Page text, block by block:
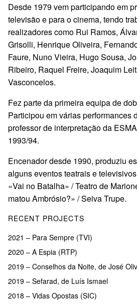
Desde 1979 vem participando em
televisão e para o cinema, tendo
realizadores como Rui Ramos,
Grisolli, Henrique Oliveira,
Faure, Nuno Vieira, Hugo Sousa,
Ribeiro, Raquel Freire, Joaquim
Vasconcelos.
Fez parte da primeira equipa de
Participou em várias performances
professor de interpretação da
1993/94.
Encenador desde 1990, produziu
alguns eventos teatrais e
«Vai no Batalha» / Teatro de
matou Ambrósio?» / Seiva Trupe.
RECENT PROJECTS
2021 – Para Sempre (TVI)
2020 – A Espia (RTP)
2019 – Conselhos da Noite, de José
2019 – Sefarad, de Luís Ismael
2018 – Vidas Opostas (SIC)